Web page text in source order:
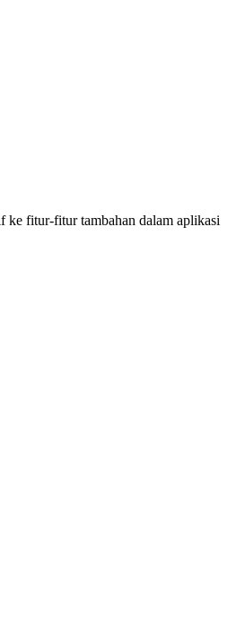
ke fitur-fitur tambahan dalam aplikasi